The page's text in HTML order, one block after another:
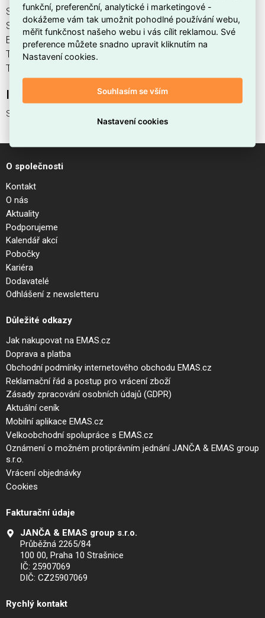
STICK TRACK SINGLE 05W najdete v kategoriích Svítidla,
Svítidla, světelné zdroje a LED osvětlení, výrobce Ideal Lux,
EAN 8021696329529, kód dodavatele 329529. STICK
TRACK SINGLE 05W nabízíme od 1 ks. Kód EMAS STICK
TRACK SINGLE 05W je ELSVOS1786575.
Interní název produktu
STICK TRACK SINGLE 05W
O společnosti
Kontakt
O nás
Aktuality
Podporujeme
Kalendář akcí
Pobočky
Kariéra
Dodavatelé
Odhlášení z newsletteru
Důležité odkazy
Jak nakupovat na EMAS.cz
Doprava a platba
Obchodní podmínky internetového obchodu EMAS.cz
Reklamační řád a postup pro vrácení zboží
Zásady zpracování osobních údajů (GDPR)
Aktuální ceník
Mobilní aplikace EMAS.cz
Velkoobchodní spolupráce s EMAS.cz
Oznámení o možném protiprávním jednání JANČA & EMAS group
s.r.o.
Vrácení objednávky
Cookies
Fakturační údaje
JANČA & EMAS group s.r.o.
Průběžná 2265/84
100 00, Praha 10 Strašnice
IČ: 25907069
DIČ: CZ25907069
Rychlý kontakt
funkční, preferenční, analytické i marketingové -
dokážeme vám tak umožnit pohodlné používání webu,
měřit funkčnost našeho webu i vás cílit reklamou. Své
preference můžete snadno upravit kliknutím na
Nastavení cookies.
Souhlasím se vším
Nastavení cookies